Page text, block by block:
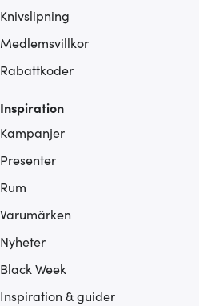
Knivslipning
Medlemsvillkor
Rabattkoder
Inspiration
Kampanjer
Presenter
Rum
Varumärken
Nyheter
Black Week
Inspiration & guider